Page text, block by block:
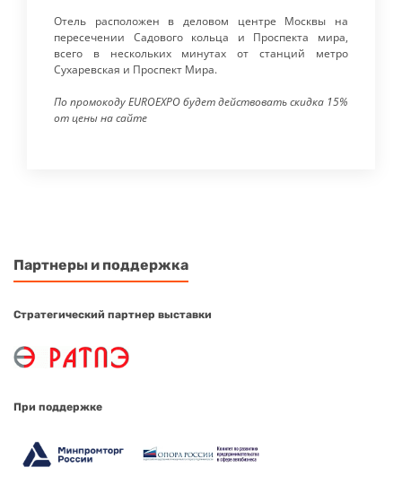
Отель расположен в деловом центре Москвы на
пересечении Садового кольца и Проспекта мира,
всего в нескольких минутах от станций метро
Сухаревская и Проспект Мира.
По промокоду EUROEXPO будет действовать скидка 15%
от цены на сайте
Партнеры и поддержка
Стратегический партнер выставки
При поддержке